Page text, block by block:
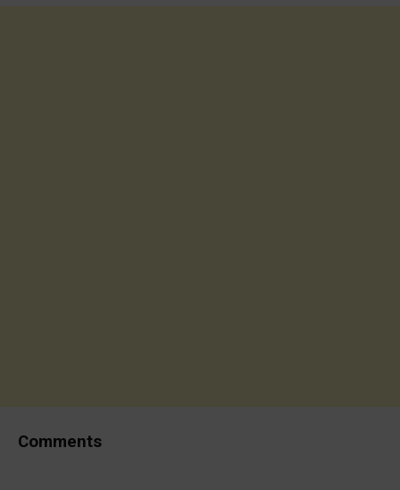
Comments